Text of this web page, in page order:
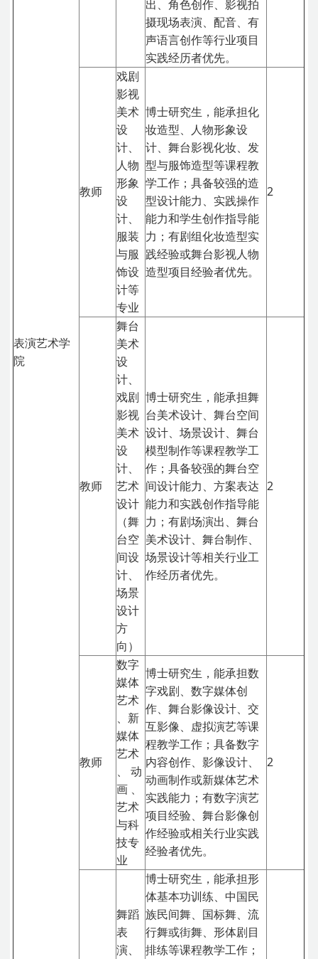
表演艺术学
院
出、角色创作、影视拍
摄现场表演、配音、有
声语言创作等行业项目
实践经历者优先。
教师
戏剧
影视
美术
设
计、
人物
形象
设
计、
服装
与服
饰设
计等
专业
博士研究生，能承担化
妆造型、人物形象设
计、舞台影视化妆、发
型与服饰造型等课程教
学工作；具备较强的造
型设计能力、实践操作
能力和学生创作指导能
力；有剧组化妆造型实
践经验或舞台影视人物
造型项目经验者优先。
2
教师
舞台
美术
设
计、
戏剧
影视
美术
设
计、
艺术
设计
（舞
台空
间设
计、
场景
设计
方
向）
博士研究生，能承担舞
台美术设计、舞台空间
设计、场景设计、舞台
模型制作等课程教学工
作；具备较强的舞台空
间设计能力、方案表达
能力和实践创作指导能
力；有剧场演出、舞台
美术设计、舞台制作、
场景设计等相关行业工
作经历者优先。
2
教师
数字
媒体
艺术
、新
媒体
艺术
、 动
画 、
艺术
与科
技专
业
博士研究生，能承担数
字戏剧、数字媒体创
作、舞台影像设计、交
互影像、虚拟演艺等课
程教学工作；具备数字
内容创作、影像设计、
动画制作或新媒体艺术
实践能力；有数字演艺
项目经验、舞台影像创
作经验或相关行业实践
经验者优先。
2
舞蹈
表
演、
博士研究生，能承担形
体基本功训练、中国民
族民间舞、国标舞、流
行舞或街舞、形体剧目
排练等课程教学工作；